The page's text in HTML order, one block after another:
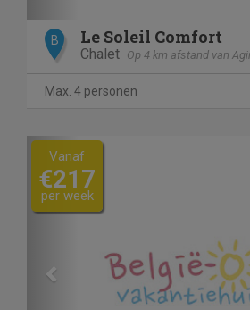
B Le Soleil Comfort
Chalet Op 4 km afstand van
Max. 4 personen
Previous
Vanaf
€217
per week